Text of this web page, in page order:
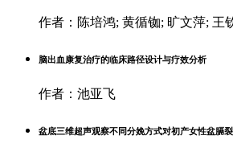
作者：陈培鸿; 黄循铷; 旷文萍; 王
脑出血康复治疗的临床路径设计与疗效分析
作者：池亚飞
盆底三维超声观察不同分娩方式对初产女性盆膈